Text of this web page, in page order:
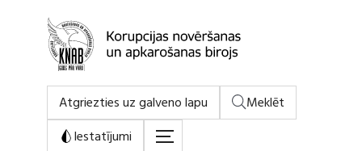
Atgriezties uz galveno lapu
Meklēt
Iestatījumi